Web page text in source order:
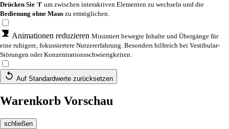
Drücken Sie 'f' um zwischen interaktiven Elementen zu wechseln und die
Bedienung ohne Maus zu ermöglichen.
Animationen reduzieren Minimiert bewegte Inhalte und Übergänge für
eine ruhigere, fokussiertere Nutzererfahrung. Besonders hilfreich bei Vestibular-
Störungen oder Konzentrationsschwierigkeiten.
Auf Standardwerte zurücksetzen
Warenkorb Vorschau
schließen